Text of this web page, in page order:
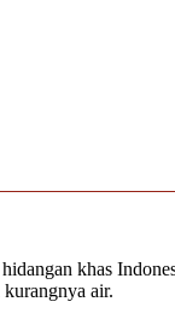
khas
air.